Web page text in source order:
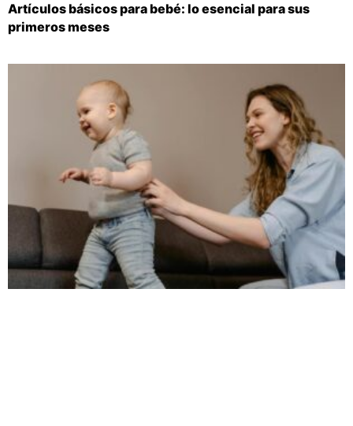
Artículos básicos para bebé: lo esencial para sus
primeros meses